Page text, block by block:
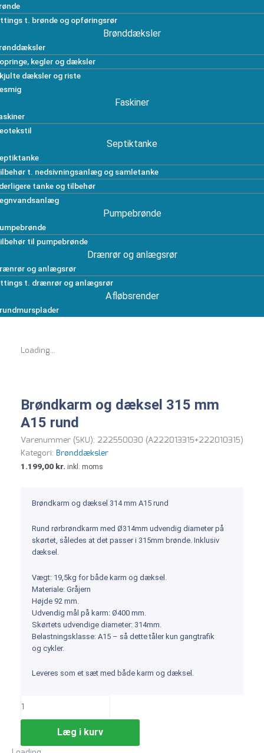
t. brønde og opføringsrør
Brønddæksler
kegler og dæksler
dæksler og riste
Faskiner
Septiktanke
t. nedsivningsanlæg og samletanke
tanke og tilbehør
Pumpebrønde
til pumpebrønde
Drænrør og anlægsrør
og anlægsrør
t. drænrør og anlægsrør
Afløbsrender
Loading...
Brøndkarm og dæksel 315 mm
A15 rund
Varenummer (SKU): 222550030 (A222013315+222010315)
Kategori: Brønddæksler
1.199,00 kr. inkl. moms
Brøndkarm og dæksel 314 mm A15 rund
Rund rørbrøndkarm med Ø314mm udvendig diameter på
skørtet, således at det passer i 315mm brønde. Inklusiv
dæksel.
Vægt: 19,5kg for både karm og dæksel.
Materiale: Gråjern
Højde 92 mm.
Udvendig mål på karm: Ø400 mm.
Skørtets udvendige diameter: 314mm.
Belastningsklasse: A15 – så dette tåler kun gangtrafik
og cykler.
Leveres som et sæt med både karm og dæksel.
Læg i kurv